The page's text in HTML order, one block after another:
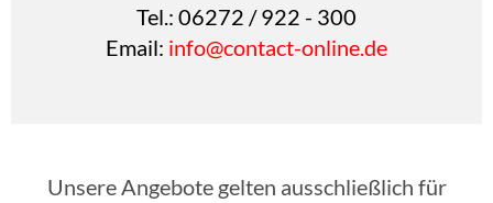
Tel.: 06272 / 922 - 300
Email: info@contact-online.de
Unsere Angebote gelten ausschließlich für